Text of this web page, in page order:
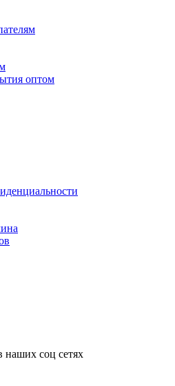
оптом
соц сетях